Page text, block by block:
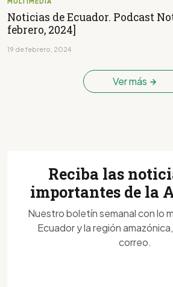
Noticias de Ecuador. Podcast
febrero, 2024]
19 de febrero, 2024
Ver más
Reciba las
importantes de la
Nuestro boletín semanal con lo
Ecuador y la región
correo.